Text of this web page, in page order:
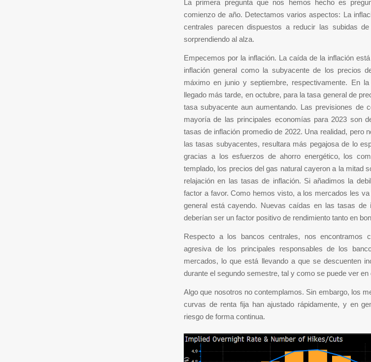
La primera pregunta que nos hemos hecho es
comienzo de año. Detectamos varios aspectos: La
centrales parecen dispuestos a reducir las subidas
sorprendiendo al alza.
Empecemos por la inflación. La caída de la inflación
inflación general como la subyacente de los precios
máximo en junio y septiembre, respectivamente. En
llegado más tarde, en octubre, para la tasa general de
tasa subyacente aun aumentando. Las previsiones de
mayoría de las principales economías para 2023 son
tasas de inflación promedio de 2022. Una realidad, pero
las tasas subyacentes, resultara más pegajosa de lo
gracias a los esfuerzos de ahorro energético, los
templado, los precios del gas natural cayeron a la mitad
relajación en las tasas de inflación. Si añadimos la
factor a favor. Como hemos visto, a los mercados les
general está cayendo. Nuevas caídas en las tasas de
deberían ser un factor positivo de rendimiento tanto en
Respecto a los bancos centrales, nos encontramos
agresiva de los principales responsables de los
mercados, lo que está llevando a que se descuenten
durante el segundo semestre, tal y como se puede ver
Algo que nosotros no contemplamos. Sin embargo, los
curvas de renta fija han ajustado rápidamente, y en
riesgo de forma continua.